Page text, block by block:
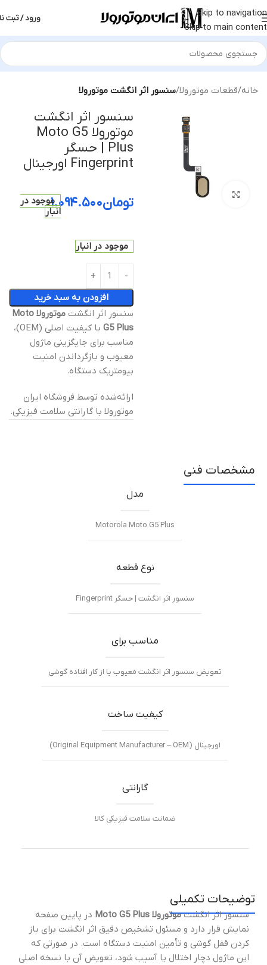
Skip to navigation
Skip to main content
ورود / ثبت
خانه قطعات موتورولا سنسور اثر انگشت موتورولا
بزرگنمایی تصویر
سنسور اثر انگشت
موتورولا Moto G5
Plus | حسگر
Fingerprint اورجینال
تومان۱.۰۹۴.۵۰۰موجود در
انبار
موجود در انبار
افزودن به سبد خرید
سنسور اثر انگشت
موتورولا Moto
G5 Plus
با کیفیت اصلی (OEM)،
مناسب برای جایگزینی ماژول
معیوب و بازگرداندن امنیت
بیومتریک دستگاه.
ارائه‌شده توسط فروشگاه ایران
موتورولا با گارانتی سلامت فیزیکی.
مشخصات فنی
مدل
Motorola Moto G5 Plus
نوع قطعه
سنسور اثر انگشت | حسگر Fingerprint
مناسب برای
تعویض سنسور اثر انگشت معیوب یا از کار افتاده گوشی
کیفیت ساخت
اورجینال (Original Equipment Manufacturer – OEM)
گارانتی
ضمانت سلامت فیزیکی کالا
توضیحات تکمیلی
سنسور اثر انگشتموتورولا Moto G5 Plus
در پایین صفحه
نمایش قرار دارد و مسئول تشخیص دقیق اثر انگشت برای باز
کردن قفل گوشی و تأمین امنیت دستگاه است. در صورتی که
این ماژول دچار اختلال یا آسیب شود، تعویض آن با نسخه اصلی